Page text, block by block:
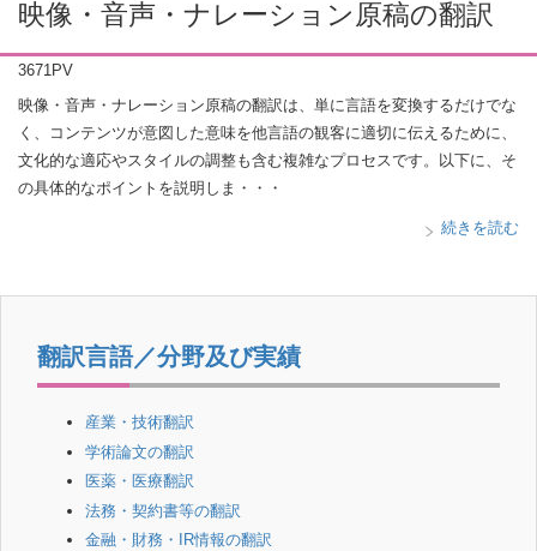
映像・音声・ナレーション原稿の翻訳
3671PV
映像・音声・ナレーション原稿の翻訳は、単に言語を変換するだけでな
く、コンテンツが意図した意味を他言語の観客に適切に伝えるために、
文化的な適応やスタイルの調整も含む複雑なプロセスです。以下に、そ
の具体的なポイントを説明しま・・・
続きを読む
翻訳言語／分野及び実績
産業・技術翻訳
学術論文の翻訳
医薬・医療翻訳
法務・契約書等の翻訳
金融・財務・IR情報の翻訳